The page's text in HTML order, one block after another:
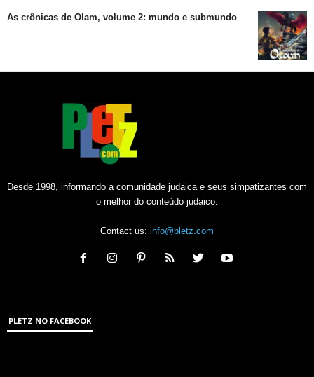
As crônicas de Olam, volume 2: mundo e submundo
Desde 1998, informando a comunidade judaica e seus simpatizantes com
o melhor do conteúdo judaico.
Contact us: info@pletz.com
PLETZ NO FACEBOOK